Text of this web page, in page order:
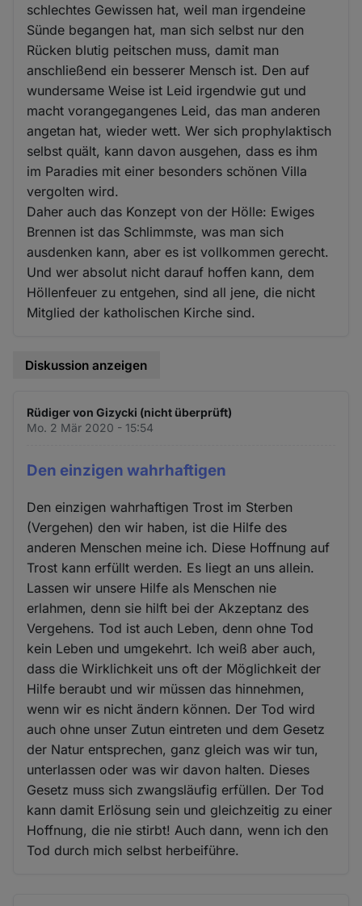
schlechtes Gewissen hat, weil man irgendeine
Sünde begangen hat, man sich selbst nur den
Rücken blutig peitschen muss, damit man
anschließend ein besserer Mensch ist. Den auf
wundersame Weise ist Leid irgendwie gut und
macht vorangegangenes Leid, das man anderen
angetan hat, wieder wett. Wer sich prophylaktisch
selbst quält, kann davon ausgehen, dass es ihm
im Paradies mit einer besonders schönen Villa
vergolten wird.
Daher auch das Konzept von der Hölle: Ewiges
Brennen ist das Schlimmste, was man sich
ausdenken kann, aber es ist vollkommen gerecht.
Und wer absolut nicht darauf hoffen kann, dem
Höllenfeuer zu entgehen, sind all jene, die nicht
Mitglied der katholischen Kirche sind.
Diskussion anzeigen
Rüdiger von Gizycki (nicht überprüft)
Mo. 2 Mär 2020 - 15:54
Den einzigen wahrhaftigen
Den einzigen wahrhaftigen Trost im Sterben
(Vergehen) den wir haben, ist die Hilfe des
anderen Menschen meine ich. Diese Hoffnung auf
Trost kann erfüllt werden. Es liegt an uns allein.
Lassen wir unsere Hilfe als Menschen nie
erlahmen, denn sie hilft bei der Akzeptanz des
Vergehens. Tod ist auch Leben, denn ohne Tod
kein Leben und umgekehrt. Ich weiß aber auch,
dass die Wirklichkeit uns oft der Möglichkeit der
Hilfe beraubt und wir müssen das hinnehmen,
wenn wir es nicht ändern können. Der Tod wird
auch ohne unser Zutun eintreten und dem Gesetz
der Natur entsprechen, ganz gleich was wir tun,
unterlassen oder was wir davon halten. Dieses
Gesetz muss sich zwangsläufig erfüllen. Der Tod
kann damit Erlösung sein und gleichzeitig zu einer
Hoffnung, die nie stirbt! Auch dann, wenn ich den
Tod durch mich selbst herbeiführe.